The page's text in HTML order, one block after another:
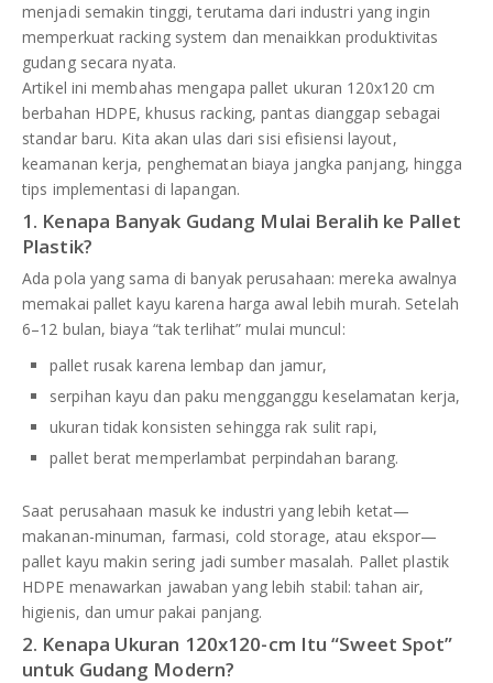
menjadi semakin tinggi, terutama dari industri yang ingin
memperkuat racking system dan menaikkan produktivitas
gudang secara nyata.
Artikel ini membahas mengapa pallet ukuran 120x120 cm
berbahan HDPE, khusus racking, pantas dianggap sebagai
standar baru. Kita akan ulas dari sisi efisiensi layout,
keamanan kerja, penghematan biaya jangka panjang, hingga
tips implementasi di lapangan.
1. Kenapa Banyak Gudang Mulai Beralih ke Pallet
Plastik?
Ada pola yang sama di banyak perusahaan: mereka awalnya
memakai pallet kayu karena harga awal lebih murah. Setelah
6–12 bulan, biaya “tak terlihat” mulai muncul:
pallet rusak karena lembap dan jamur,
serpihan kayu dan paku mengganggu keselamatan kerja,
ukuran tidak konsisten sehingga rak sulit rapi,
pallet berat memperlambat perpindahan barang.
Saat perusahaan masuk ke industri yang lebih ketat—
makanan-minuman, farmasi, cold storage, atau ekspor—
pallet kayu makin sering jadi sumber masalah. Pallet plastik
HDPE menawarkan jawaban yang lebih stabil: tahan air,
higienis, dan umur pakai panjang.
2. Kenapa Ukuran 120x120-cm Itu “Sweet Spot”
untuk Gudang Modern?